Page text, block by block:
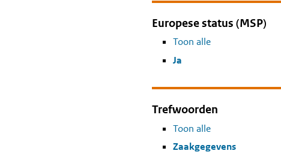
Europese status (MSP)
Toon alle
Ja
Trefwoorden
Toon alle
Zaakgegevens